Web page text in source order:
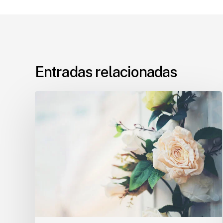
Entradas relacionadas